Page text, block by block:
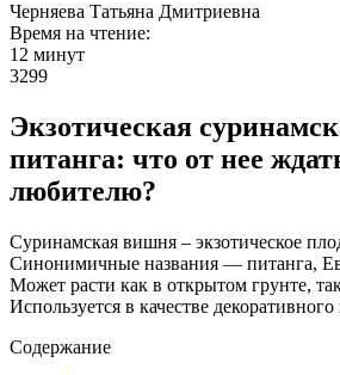
Черняева Татьяна Дмитриевна
Время на чтение:
12 минут
3299
Экзотическая
питанга: что от нее
любителю?
Суринамская вишня – экзотическое
Синонимичные названия — питанга,
Может расти как в открытом грунте,
Используется в качестве
Содержание